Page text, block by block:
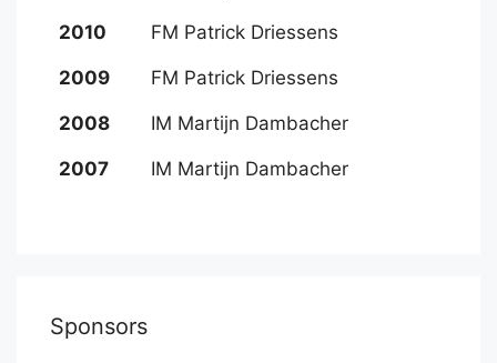
2010 FM Patrick Driessens
2009 FM Patrick Driessens
2008 IM Martijn Dambacher
2007 IM Martijn Dambacher
Sponsors